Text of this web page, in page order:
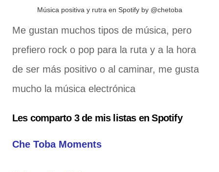
Música positiva y rutra en Spotify by @chetoba
Me gustan muchos tipos de música, pero
prefiero rock o pop para la ruta y a la hora
de ser más positivo o al caminar, me gusta
mucho la música electrónica
Les comparto 3 de mis listas en Spotify
Che Toba Moments